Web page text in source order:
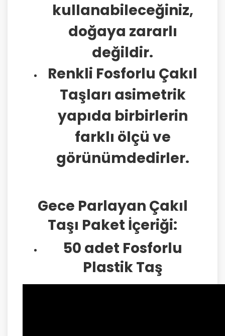
kullanabileceğiniz,
doğaya zararlı
değildir.
Renkli Fosforlu Çakıl
Taşları asimetrik
yapıda birbirlerin
farklı ölçü ve
görünümdedirler.
Gece Parlayan Çakıl
Taşı Paket İçeriği:
50 adet Fosforlu
Plastik Taş